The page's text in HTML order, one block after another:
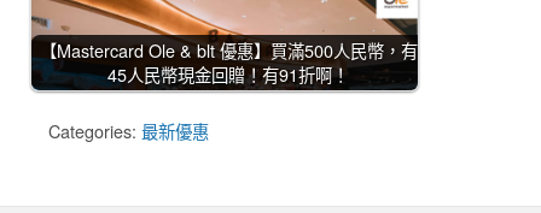
【Mastercard Ole & blt 優惠】買滿500人民幣，有
45人民幣現金回贈！有91折啊！
Categories: 最新優惠